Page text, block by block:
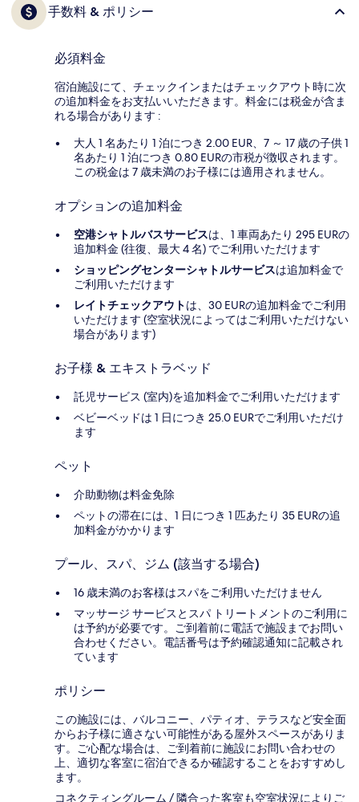
手数料 & ポリシー
必須料金
宿泊施設にて、チェックインまたはチェックアウト時に次
の追加料金をお支払いいただきます。料金には税金が含ま
れる場合があります :
大人 1 名あたり 1 泊につき 2.00 EUR、7 ～ 17 歳の子供 1
名あたり 1 泊につき 0.80 EURの市税が徴収されます。
この税金は 7 歳未満のお子様には適用されません。
オプションの追加料金
空港シャトルバスサービスは、1 車両あたり 295 EURの
追加料金 (往復、最大 4 名) でご利用いただけます
ショッピングセンターシャトルサービスは追加料金で
ご利用いただけます
レイトチェックアウトは、30 EURの追加料金でご利用
いただけます (空室状況によってはご利用いただけない
場合があります)
お子様 & エキストラベッド
託児サービス (室内)を追加料金でご利用いただけます
ベビーベッドは 1 日につき 25.0 EURでご利用いただけ
ます
ペット
介助動物は料金免除
ペットの滞在には、1 日につき 1 匹あたり 35 EURの追
加料金がかかります
プール、スパ、ジム (該当する場合)
16 歳未満のお客様はスパをご利用いただけません
マッサージ サービスとスパ トリートメントのご利用に
は予約が必要です。ご到着前に電話で施設までお問い
合わせください。電話番号は予約確認通知に記載され
ています
ポリシー
この施設には、バルコニー、パティオ、テラスなど安全面
からお子様に適さない可能性がある屋外スペースがありま
す。ご心配な場合は、ご到着前に施設にお問い合わせの
上、適切な客室に宿泊できるか確認することをおすすめし
ます。
コネクティングルーム / 隣合った客室も空室状況によりご